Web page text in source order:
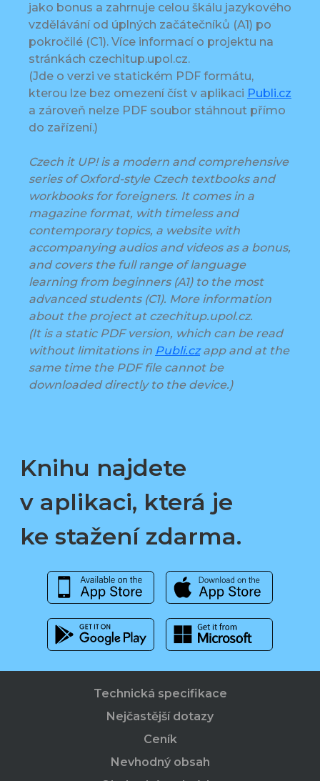
jako bonus a zahrnuje celou škálu jazykového
vzdělávání od úplných začátečníků (A1) po
pokročilé (C1). Více informací o projektu na
stránkách czechitup.upol.cz.
(Jde o verzi ve statickém PDF formátu,
kterou lze bez omezení číst v aplikaci Publi.cz
a zároveň nelze PDF soubor stáhnout přímo
do zařízení.)
Czech it UP! is a modern and comprehensive
series of Oxford-style Czech textbooks and
workbooks for foreigners. It comes in a
magazine format, with timeless and
contemporary topics, a website with
accompanying audios and videos as a bonus,
and covers the full range of language
learning from beginners (A1) to the most
advanced students (C1). More information
about the project at czechitup.upol.cz.
(It is a static PDF version, which can be read
without limitations in Publi.czapp and at the
same time the PDF file cannot be
downloaded directly to the device.)
Knihu najdete
v aplikaci, která je
ke stažení zdarma.
Technická specifikace
Nejčastější dotazy
Ceník
Nevhodný obsah